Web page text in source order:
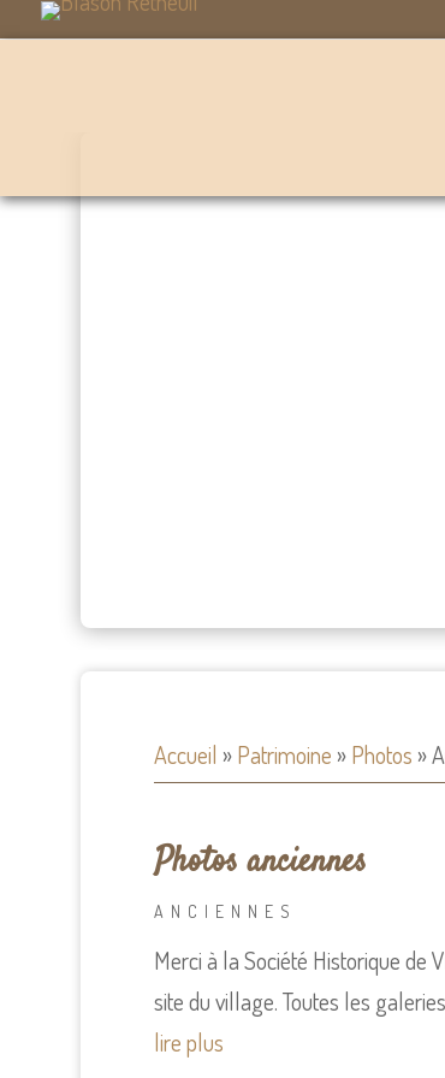
Accueil »Patrimoine »Photos »
Photos anciennes
ANCIENNES
Merci à la Société Historique de
site du village. Toutes les galeries
lire plus